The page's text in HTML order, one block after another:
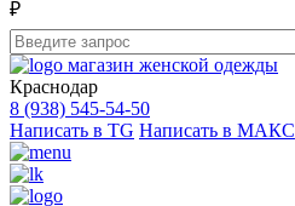
₽
магазин женской одежды
Краснодар
8 (938) 545-54-50
Написать в TG Написать в МАКС